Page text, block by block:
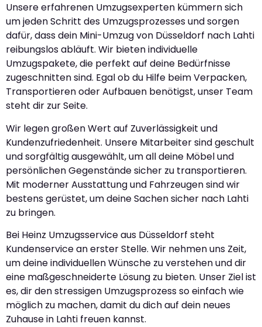
Unsere erfahrenen Umzugsexperten kümmern sich
um jeden Schritt des Umzugsprozesses und sorgen
dafür, dass dein Mini-Umzug von Düsseldorf nach Lahti
reibungslos abläuft. Wir bieten individuelle
Umzugspakete, die perfekt auf deine Bedürfnisse
zugeschnitten sind. Egal ob du Hilfe beim Verpacken,
Transportieren oder Aufbauen benötigst, unser Team
steht dir zur Seite.
Wir legen großen Wert auf Zuverlässigkeit und
Kundenzufriedenheit. Unsere Mitarbeiter sind geschult
und sorgfältig ausgewählt, um all deine Möbel und
persönlichen Gegenstände sicher zu transportieren.
Mit moderner Ausstattung und Fahrzeugen sind wir
bestens gerüstet, um deine Sachen sicher nach Lahti
zu bringen.
Bei Heinz Umzugsservice aus Düsseldorf steht
Kundenservice an erster Stelle. Wir nehmen uns Zeit,
um deine individuellen Wünsche zu verstehen und dir
eine maßgeschneiderte Lösung zu bieten. Unser Ziel ist
es, dir den stressigen Umzugsprozess so einfach wie
möglich zu machen, damit du dich auf dein neues
Zuhause in Lahti freuen kannst.